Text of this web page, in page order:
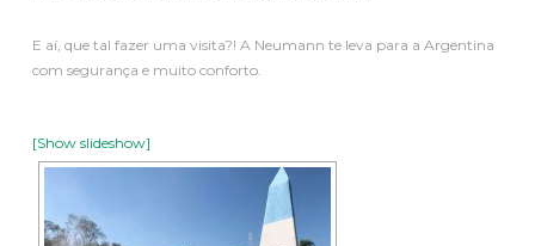
E aí, que tal fazer uma visita?! A Neumann te leva para a Argentina
com segurança e muito conforto.
[Show slideshow]